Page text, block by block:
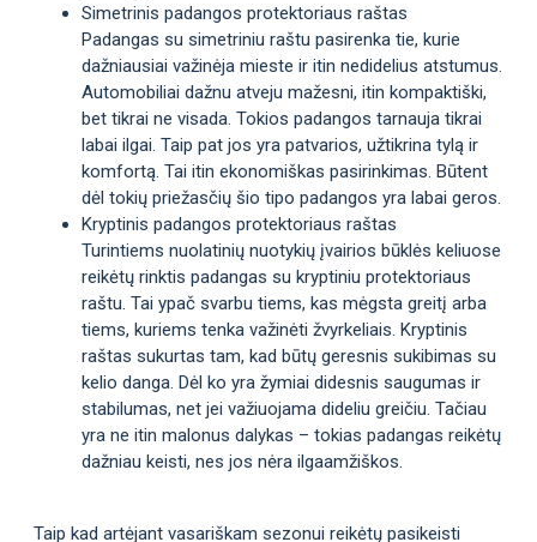
Simetrinis padangos protektoriaus raštas
Padangas su simetriniu raštu pasirenka tie, kurie
dažniausiai važinėja mieste ir itin nedidelius atstumus.
Automobiliai dažnu atveju mažesni, itin kompaktiški,
bet tikrai ne visada. Tokios padangos tarnauja tikrai
labai ilgai. Taip pat jos yra patvarios, užtikrina tylą ir
komfortą. Tai itin ekonomiškas pasirinkimas. Būtent
dėl tokių priežasčių šio tipo padangos yra labai geros.
Kryptinis padangos protektoriaus raštas
Turintiems nuolatinių nuotykių įvairios būklės keliuose
reikėtų rinktis padangas su kryptiniu protektoriaus
raštu. Tai ypač svarbu tiems, kas mėgsta greitį arba
tiems, kuriems tenka važinėti žvyrkeliais. Kryptinis
raštas sukurtas tam, kad būtų geresnis sukibimas su
kelio danga. Dėl ko yra žymiai didesnis saugumas ir
stabilumas, net jei važiuojama dideliu greičiu. Tačiau
yra ne itin malonus dalykas – tokias padangas reikėtų
dažniau keisti, nes jos nėra ilgaamžiškos.
Taip kad artėjant vasariškam sezonui reikėtų pasikeisti